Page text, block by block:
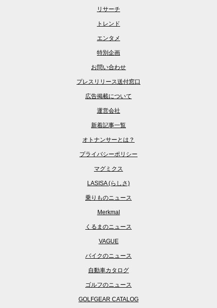
リサーチ
トレンド
エンタメ
特別企画
お問い合わせ
プレスリリース送付窓口
広告掲載について
運営会社
新着記事一覧
オトナンサーとは？
プライバシーポリシー
マグミクス
LASISA (らしさ)
乗りものニュース
Merkmal
くるまのニュース
VAGUE
バイクのニュース
自動車カタログ
ゴルフのニュース
GOLFGEAR CATALOG